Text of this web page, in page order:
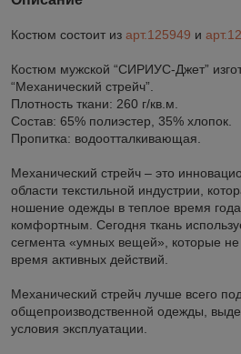
Костюм состоит из арт.125949 и
Костюм мужской “СИРИУС-Джет”
“Механический стрейч”.
Плотность ткани: 260 г/кв.м.
Состав: 65% полиэстер, 35% хлопок.
Пропитка: водоотталкивающая.
Механический стрейч – это
области текстильной индустрии,
ношение одежды в теплое время
комфортным. Сегодня ткань
сегмента «умных вещей», которые
время активных действий.
Механический стрейч лучше всего
общепроизводственной одежды,
условия эксплуатации.